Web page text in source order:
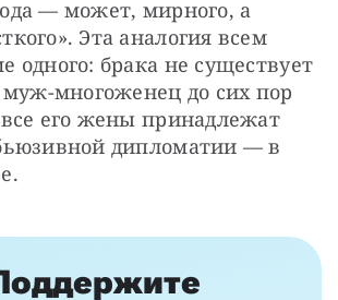
— может, мирного, а
Эта аналогия всем
одного: брака не существует
многоженец до сих пор
его жены принадлежат
дипломатии — в